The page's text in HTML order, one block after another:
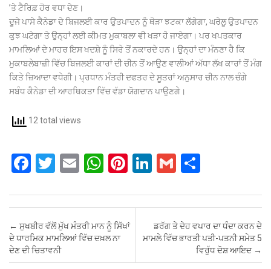
’ਤੇ ਟੈਰਿਫ਼ ਹੋਰ ਵਧਾ ਦੇਣ।
ਦੂਜੇ ਪਾਸੇ ਕੈਨੇਡਾ ਦੇ ਬਿਜਲਈ ਕਾਰ ਉਤਪਾਦਨ ਨੂੰ ਥੋੜਾ ਝਟਕਾ ਲੱਗੇਗਾ, ਘਰੇਲੂ ਉਤਪਾਦਨ
ਕੁਝ ਘਟੇਗਾ ਤੇ ਉਨ੍ਹਾਂ ਲਈ ਕੀਮਤ ਮੁਕਾਬਲਾ ਵੀ ਖੜਾ ਹੋ ਜਾਏਗਾ। ਪਰ ਖਪਤਕਾਰ
ਮਾਮਲਿਆਂ ਦੇ ਮਾਹਰ ਇਸ ਖਦਸ਼ੇ ਨੂੰ ਸਿਰੇ ਤੋਂ ਨਕਾਰਦੇ ਹਨ। ਉਨ੍ਹਾਂ ਦਾ ਮੰਨਣਾ ਹੈ ਕਿ
ਮੁਕਾਬਲੇਬਾਜ਼ੀ ਵਿੱਚ ਬਿਜਲਈ ਕਾਰਾਂ ਦੀ ਚੀਨ ਤੋਂ ਆਉਣ ਵਾਲੀਆਂ ਅੱਧਾ ਲੱਖ ਕਾਰਾਂ ਤੋਂ ਮੰਗ
ਕਿਤੇ ਜ਼ਿਆਦਾ ਵਧੇਗੀ। ਪ੍ਰਧਾਨ ਮੰਤਰੀ ਦਫਤਰ ਦੇ ਸੂਤਰਾਂ ਅਨੁਸਾਰ ਚੀਨ ਨਾਲ ਚੰਗੇ
ਸਬੰਧ ਕੈਨੇਡਾ ਦੀ ਆਰਥਿਕਤਾ ਵਿੱਚ ਵੱਡਾ ਯੋਗਦਾਨ ਪਾਉਣਗੇ।
12 total views
F
ce
b
o
o
T
tt
er
E
ail
W
at
s
A
p
Pi
er
es
Li
ke
dI
n
G
ail ar
e
Post navigation
← ਸੁਖਬੀਰ ਵੱਲੋਂ ਮੁੱਖ ਮੰਤਰੀ ਮਾਨ ਨੂੰ ਸਿੱਖਾਂ
ਦੇ ਧਾਰਮਿਕ ਮਾਮਲਿਆਂ ਵਿੱਚ ਦਖ਼ਲ ਨਾ
ਦੇਣ ਦੀ ਚਿਤਾਵਨੀ
ਡਰੱਗ ਤੇ ਦੇਹ ਵਪਾਰ ਦਾ ਧੰਦਾ ਕਰਨ ਦੇ
ਮਾਮਲੇ ਵਿੱਚ ਭਾਰਤੀ ਪਤੀ-ਪਤਨੀ ਸਮੇਤ 5
ਵਿਰੁੱਧ ਦੋਸ਼ ਆਇਦ →